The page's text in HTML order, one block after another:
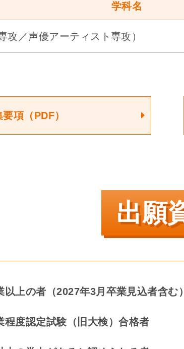
学科名
攻／声優アーティスト専攻）
項（PDF）
出願
以上の者（2027年3月卒業見込者含む）
程度認定試験（旧大検）合格者